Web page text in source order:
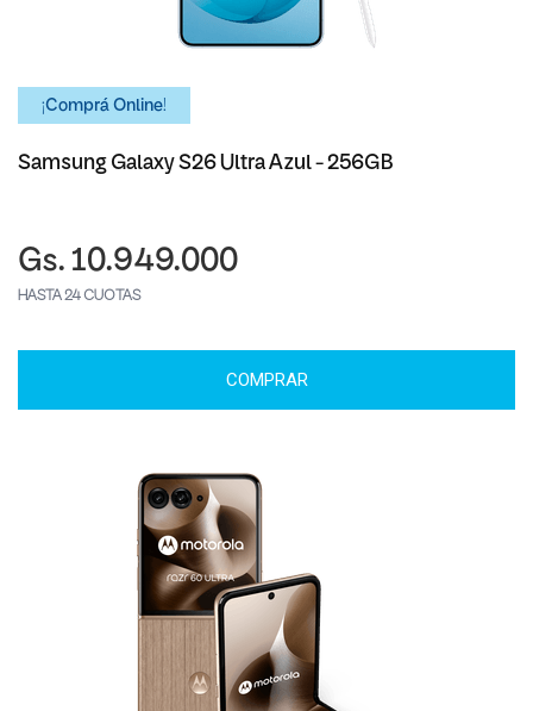
¡Comprá Online!
Samsung Galaxy S26 Ultra Azul - 256GB
Gs. 10.949.000
HASTA 24 CUOTAS
COMPRAR